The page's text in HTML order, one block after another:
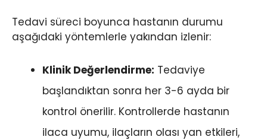
Tedavi süreci boyunca hastanın durumu
aşağıdaki yöntemlerle yakından izlenir:
Klinik Değerlendirme: Tedaviye
başlandıktan sonra her 3-6 ayda bir
kontrol önerilir. Kontrollerde hastanın
ilaca uyumu, ilaçların olası yan etkileri,